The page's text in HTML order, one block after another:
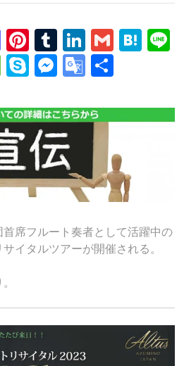
Mastodon
Pinterest
Tumblr
LinkedIn
Gmail
Message
SkypeMessenger
Google
首席フルート奏者として活躍中の
イタルツアーが開催される。